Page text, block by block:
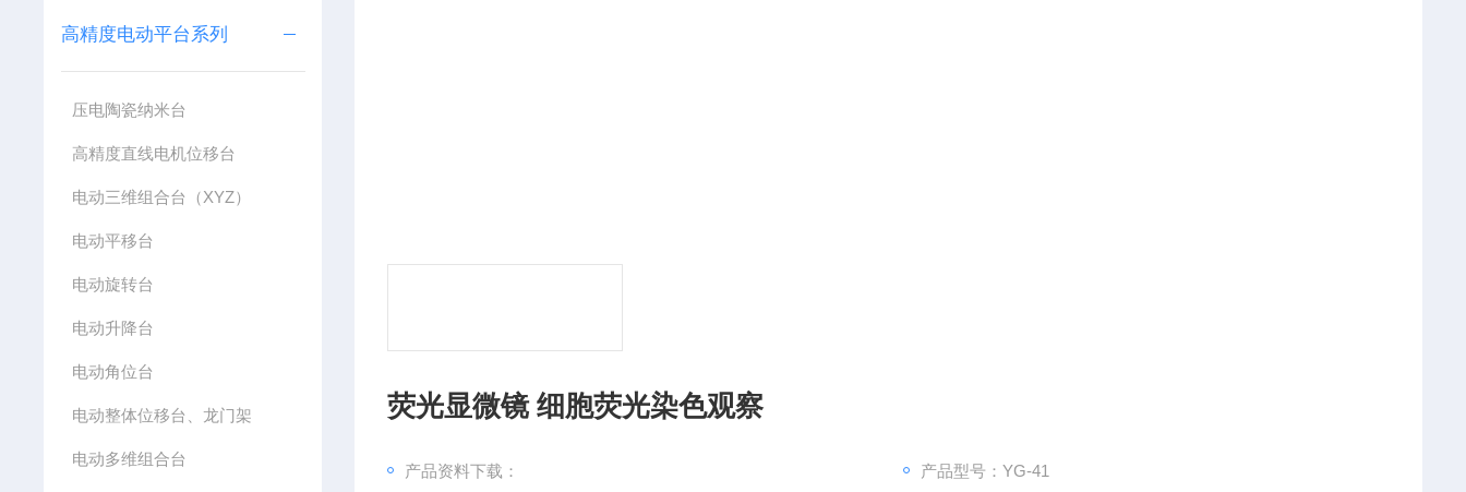
高精度电动平台系列
压电陶瓷纳米台
高精度直线电机位移台
电动三维组合台（XYZ）
电动平移台
电动旋转台
电动升降台
电动角位台
电动整体位移台、龙门架
电动多维组合台
荧光显微镜 细胞荧光染色观察
产品资料下载： 产品型号：YG-41